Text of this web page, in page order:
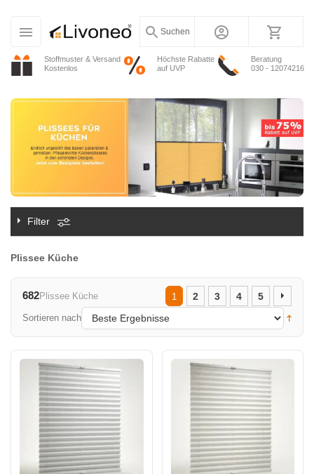
Stoffmuster & Versand
Kostenlos
Höchste Rabatte
auf UVP
Beratung
030 - 12074216
Suchen
Filter
Plissee Küche
682Plissee Küche
Sortieren nach
1 2 3 4 5